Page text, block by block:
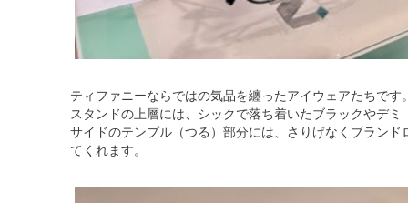
ティファニーならではの気品を纏ったアイウェアたちです
スタンドの上層には、シックで落ち着いたブラックやデ
サイドのテンプル（つる）部分には、さりげなくブラン
てくれます。